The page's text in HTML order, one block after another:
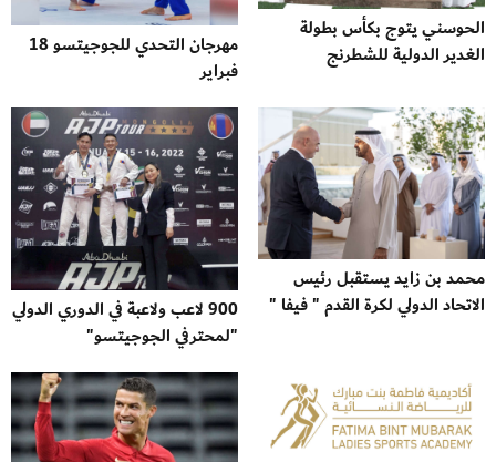
الحوسني يتوج بكأس بطولة
الغدير الدولية للشطرنج
مهرجان التحدي للجوجيتسو 18
فبراير
محمد بن زايد يستقبل رئيس
الاتحاد الدولي لكرة القدم " فيفا "
900 لاعب ولاعبة في الدوري الدولي
"لمحترفي الجوجيتسو"